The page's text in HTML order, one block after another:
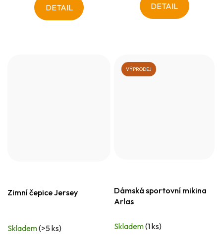
DETAIL DETAIL
Zimní čepice Jersey
Skladem(>5 ks)
VÝPRODEJ
Dámská sportovní mikina
Arlas
Skladem(1 ks)